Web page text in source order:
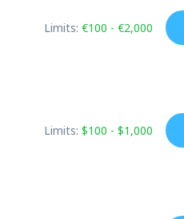
Limits: €100 - €2,000
Limits: $100 - $1,000